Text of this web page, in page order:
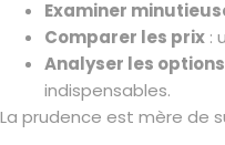
Examiner
Comparer les prix :
Analyser les
indispensables.
La prudence est mère de